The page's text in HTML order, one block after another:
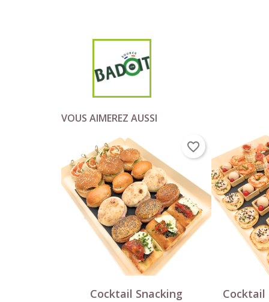
VOUS AIMEREZ AUSSI
Cocktail Snacking
Aperçu rapide
favorite_border
Cocktail
